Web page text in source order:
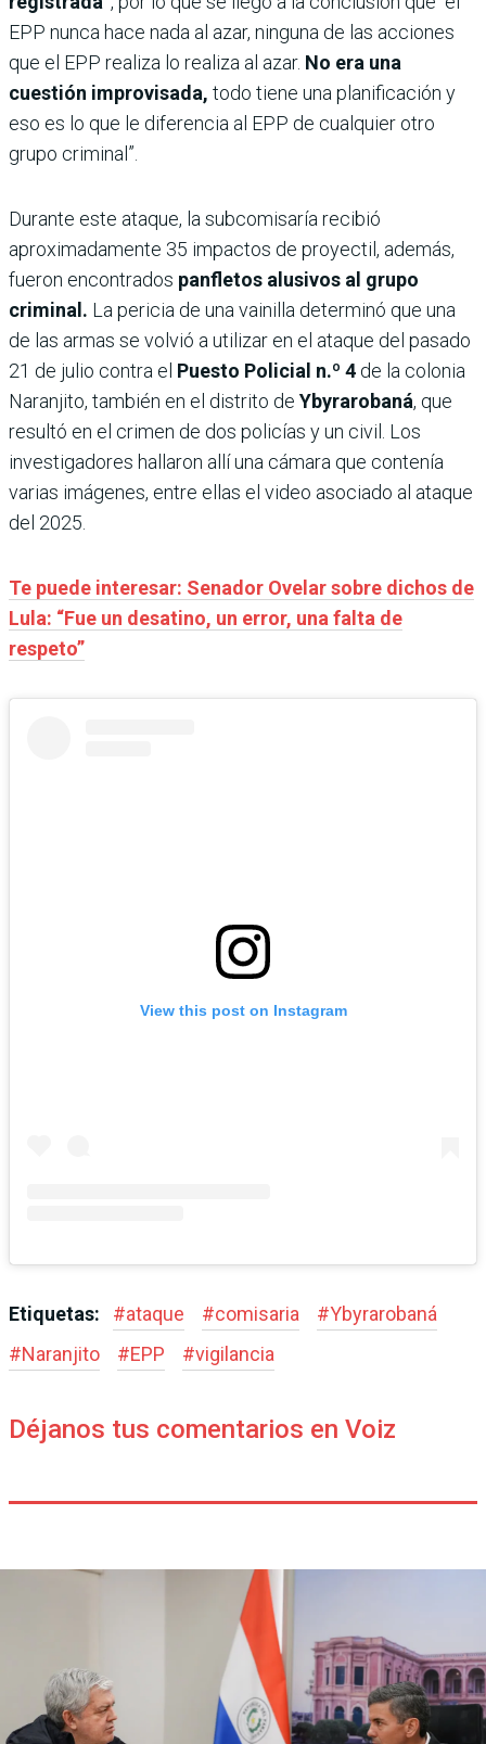
EPP nunca hace nada al azar, ninguna de las acciones
que el EPP realiza lo realiza al azar. No era una
cuestión improvisada, todo tiene una planificación y
eso es lo que le diferencia al EPP de cualquier otro
grupo criminal”.
Durante este ataque, la subcomisaría recibió
aproximadamente 35 impactos de proyectil, además,
fueron encontrados panfletos alusivos al grupo
criminal. La pericia de una vainilla determinó que una
de las armas se volvió a utilizar en el ataque del pasado
21 de julio contra el Puesto Policial n.º 4 de la colonia
Naranjito, también en el distrito de Ybyrarobaná, que
resultó en el crimen de dos policías y un civil. Los
investigadores hallaron allí una cámara que contenía
varias imágenes, entre ellas el video asociado al ataque
del 2025.
Te puede interesar: Senador Ovelar sobre dichos de
Lula: “Fue un desatino, un error, una falta de
respeto”
View this post on Instagram
Etiquetas: #ataque #comisaria #Ybyrarobaná
#Naranjito #EPP #vigilancia
Déjanos tus comentarios en Voiz